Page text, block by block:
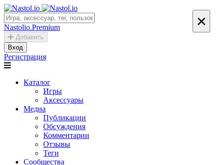
Nastolio.Premium
Добавить
Вход
Регистрация
Каталог
Игры
Аксессуары
Медиа
Публикации
Обсуждения
Комментарии
Отзывы
Теги
Сообщества
×